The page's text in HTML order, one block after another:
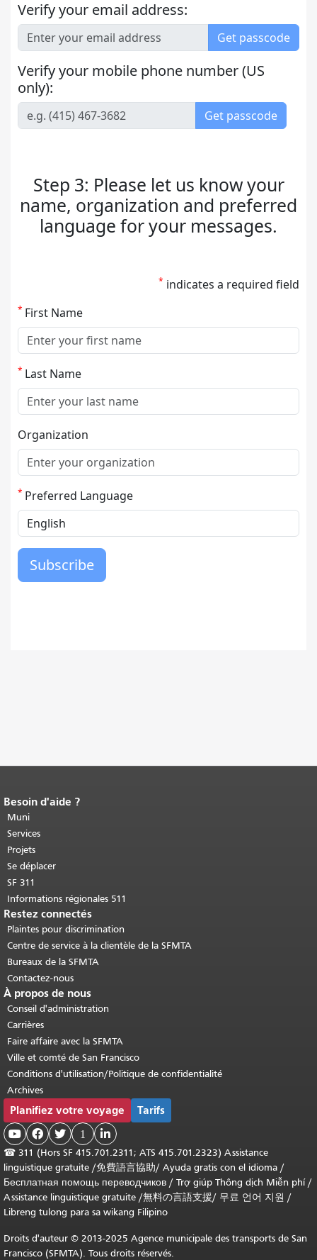
Fin du contenu de la page.
cette page se répète sur chaque page.
Retour au haut du contenu principal
Besoin d'aide ?
Muni
Services
Projets
Se déplacer
SF 311
Informations régionales 511
Restez connectés
Plaintes pour discrimination
Centre de service à la clientèle de la SFMTA
Bureaux de la SFMTA
Contactez-nous
À propos de nous
Conseil d'administration
Carrières
Faire affaire avec la SFMTA
Ville et comté de San Francisco
Conditions d'utilisation/Politique de confidentialité
Archives
Planifiez votre voyage Tarifs
   1 
☎ 311 (Hors SF 415.701.2311; ATS 415.701.2323) Assistance
linguistique gratuite /免費語言協助/ Ayuda gratis con el idioma /
Бесплатная помощь переводчиков / Trợ giúp Thông dịch Miễn phí/
Assistance linguistique gratuite /無料の言語支援/ 무료 언어 지원 /
Libreng tulong para sa wikang Filipino
Droits d'auteur © 2013-2025 Agence municipale des transports de San
Francisco (SFMTA). Tous droits réservés.